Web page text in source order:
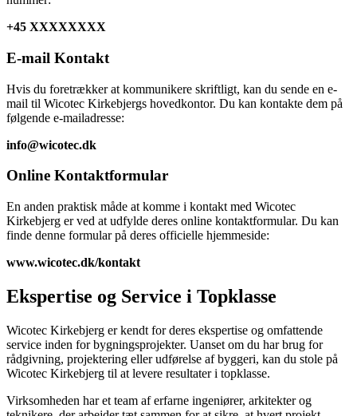
+45 XXXXXXXX
E-mail Kontakt
Hvis du foretrækker at kommunikere skriftligt, kan du sende en e-
mail til Wicotec Kirkebjergs hovedkontor. Du kan kontakte dem på
følgende e-mailadresse:
info@wicotec.dk
Online Kontaktformular
En anden praktisk måde at komme i kontakt med Wicotec
Kirkebjerg er ved at udfylde deres online kontaktformular. Du kan
finde denne formular på deres officielle hjemmeside:
www.wicotec.dk/kontakt
Ekspertise og Service i Topklasse
Wicotec Kirkebjerg er kendt for deres ekspertise og omfattende
service inden for bygningsprojekter. Uanset om du har brug for
rådgivning, projektering eller udførelse af byggeri, kan du stole på
Wicotec Kirkebjerg til at levere resultater i topklasse.
Virksomheden har et team af erfarne ingeniører, arkitekter og